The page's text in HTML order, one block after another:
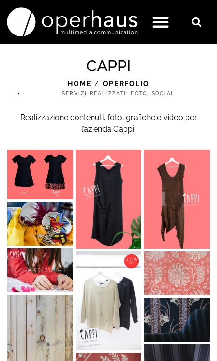
CAPPI
HOME / OPERFOLIO
SERVIZI REALIZZATI: FOTO, SOCIAL
Realizzazione contenuti, foto, grafiche e video per
l’azienda Cappi.